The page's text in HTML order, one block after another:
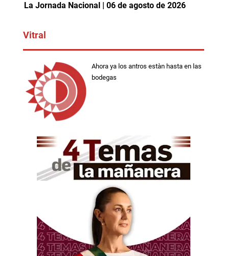
La Jornada Nacional | 06 de agosto de 2026
Vitral
Ahora ya los antros estàn hasta en las
bodegas